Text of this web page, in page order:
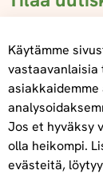
Tietoa meistä
Käytämme
Jos et hyväksy
olla heikompi.
evästeitä, löytyy